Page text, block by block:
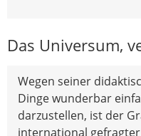
Das Universum,
Wegen seiner
Dinge wunderbar
darzustellen, ist der
international